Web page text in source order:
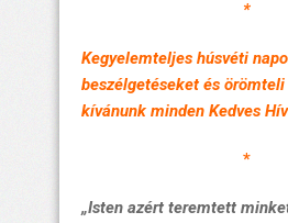
*
Kegyelemteljes húsvéti
beszélgetéseket és
kívánunk minden Kedves
*
„Isten azért teremtett